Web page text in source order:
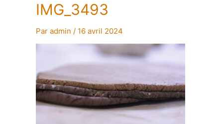
IMG_3493
Par admin / 16 avril 2024